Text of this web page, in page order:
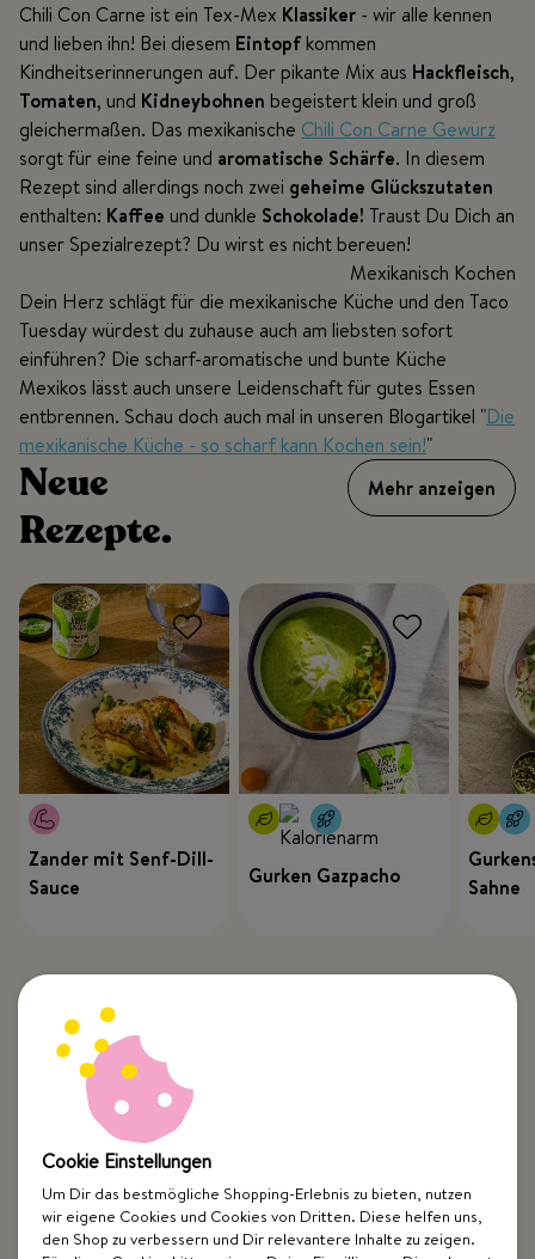
Chili Con Carne ist ein Tex-Mex Klassiker - wir alle kennen
und lieben ihn! Bei diesem Eintopf kommen
Kindheitserinnerungen auf. Der pikante Mix aus Hackfleisch,
Tomaten, und Kidneybohnen begeistert klein und groß
gleichermaßen. Das mexikanische Chili Con Carne Gewürz
sorgt für eine feine und aromatische Schärfe. In diesem
Rezept sind allerdings noch zwei geheime Glückszutaten
enthalten: Kaffee und dunkle Schokolade! Traust Du Dich an
unser Spezialrezept? Du wirst es nicht bereuen!
Mexikanisch Kochen
Dein Herz schlägt für die mexikanische Küche und den Taco
Tuesday würdest du zuhause auch am liebsten sofort
einführen? Die scharf-aromatische und bunte Küche
Mexikos lässt auch unsere Leidenschaft für gutes Essen
entbrennen. Schau doch auch mal in unseren Blogartikel "Die
mexikanische Küche - so scharf kann Kochen sein!"
Neue
Rezepte.
Mehr anzeigen
Zander mit Senf-Dill-
Sauce
Gurken Gazpacho
Sahne
Top Kategorien
Cookie Einstellungen
Um Dir das bestmögliche Shopping-Erlebnis zu bieten, nutzen
wir eigene Cookies und Cookies von Dritten. Diese helfen uns,
den Shop zu verbessern und Dir relevantere Inhalte zu zeigen.